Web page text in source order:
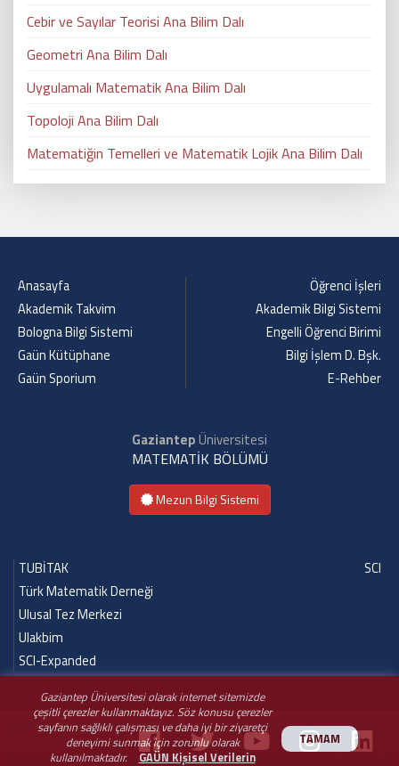
Gaziantep Üniversitesi olarak internet sitemizde
çeşitli çerezler kullanmaktayız. Söz konusu çerezler
sayfanın sağlıklı çalışması ve daha iyi bir ziyaretçi
deneyimi sunmak için zorunlu olarak
kullanılmaktadır.
GAÜN Kişisel Verilerin
TAMAM
Cebir ve Sayılar Teorisi Ana Bilim Dalı
Geometri Ana Bilim Dalı
Uygulamalı Matematik Ana Bilim Dalı
Topoloji Ana Bilim Dalı
Matematiğin Temelleri ve Matematik Lojik Ana Bilim Dalı
Anasayfa
Akademik Takvim
Bologna Bilgi Sistemi
Gaün Kütüphane
Gaün Sporium
Öğrenci İşleri
Akademik Bilgi Sistemi
Engelli Öğrenci Birimi
Bilgi İşlem D. Bşk.
E-Rehber
GaziantepÜniversitesi
MATEMATİK BÖLÜMÜ
Mezun Bilgi Sistemi
TUBİTAK
Türk Matematik Derneği
Ulusal Tez Merkezi
Ulakbim
SCI-Expanded
SCI